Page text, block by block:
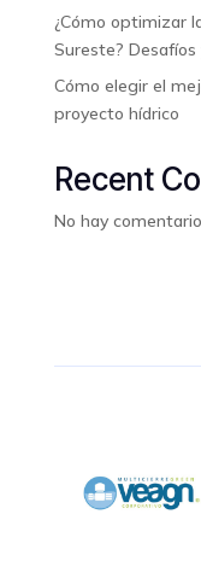
¿Cómo optimizar
Sureste?
Cómo elegir el
proyecto hídrico
Recent
No hay